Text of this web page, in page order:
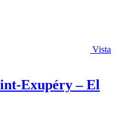
Vista
Exupéry – El